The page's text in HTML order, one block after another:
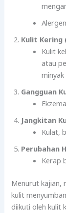
Kulit Kering
Kulit
atau
Gangguan
Jangkitan
Kulat,
Perubahan
Kerap
Menurut kajian,
kulit
diikuti oleh kulit